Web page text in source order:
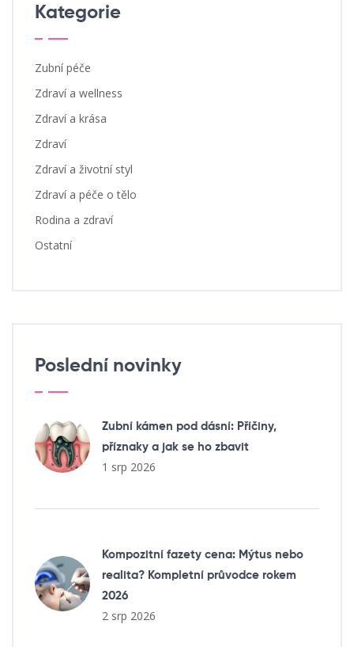
Kategorie
Zubní péče
Zdraví a wellness
Zdraví a krása
Zdraví
Zdraví a životní styl
Zdraví a péče o tělo
Rodina a zdraví
Ostatní
Poslední novinky
Zubní kámen pod dásní: Příčiny,
příznaky a jak se ho zbavit
1 srp 2026
Kompozitní fazety cena: Mýtus nebo
realita? Kompletní průvodce rokem
2026
2 srp 2026